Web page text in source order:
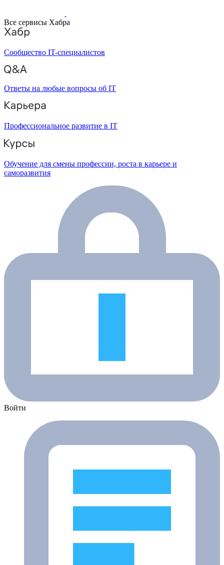
Все сервисы Хабра
Сообщество IT-специалистов
Ответы на любые вопросы об IT
Профессиональное развитие в IT
Обучение для смены профессии, роста в карьере и
саморазвития
Войти